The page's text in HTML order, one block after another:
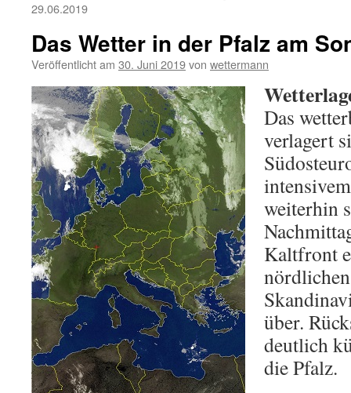
29.06.2019
Das Wetter in der Pfalz am
Veröffentlicht am 30. Juni 2019von wettermann
Das
verlagert
weiterhin
Kaltfront
über.
deutlich
die Pfalz.